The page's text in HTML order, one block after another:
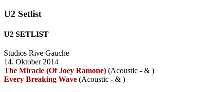
U2 Setlist
U2 SETLIST
Studios Rive Gauche
14. Oktober 2014
The Miracle (Of Joey Ramone) (Acoustic - & )
Every Breaking Wave (Acoustic - & )